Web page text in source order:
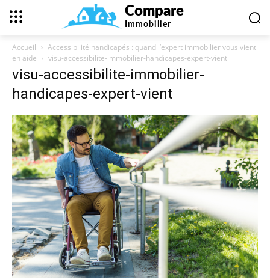
Compare
Immobilier
Accueil
Accessibilité handicapés : quand l’expert immobilier vous vient
en aide
visu-accessibilite-immobilier-handicapes-expert-vient
visu-accessibilite-immobilier-
handicapes-expert-vient